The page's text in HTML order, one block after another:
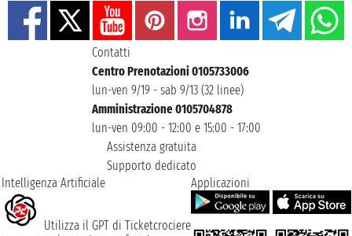
Contatti
Centro Prenotazioni 0105733006
lun-ven 9/19 - sab 9/13 (32 linee)
Amministrazione 0105704878
lun-ven 09:00 - 12:00 e 15:00 - 17:00
Assistenza gratuita
Supporto dedicato
Intelligenza Artificiale
Utilizza il GPT di Ticketcrociere
Applicazioni